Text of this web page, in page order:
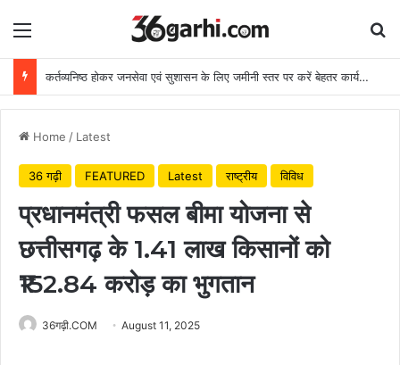
Menu
कर्तव्यनिष्ठ होकर जनसेवा एवं सुशासन के लिए जमीनी स्तर पर करें बेहतर कार्य: मुख्यमंत्री
Home / Latest
36 गढ़ी FEATURED Latest राष्ट्रीय विविध
प्रधानमंत्री फसल बीमा योजना से
छत्तीसगढ़ के 1.41 लाख किसानों को
₹152.84 करोड़ का भुगतान
36गढ़ी.COM August 11, 2025